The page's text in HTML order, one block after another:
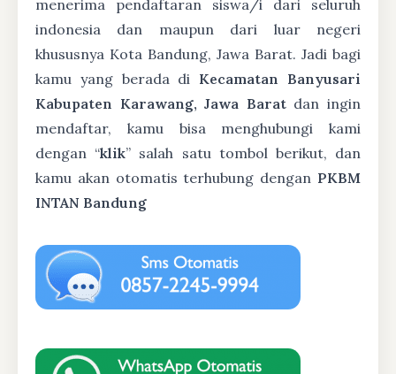
menerima pendaftaran siswa/i dari seluruh
indonesia dan maupun dari luar negeri
khususnya Kota Bandung, Jawa Barat. Jadi bagi
kamu yang berada di Kecamatan Banyusari
Kabupaten Karawang, Jawa Baratdan ingin
mendaftar, kamu bisa menghubungi kami
dengan “klik” salah satu tombol berikut, dan
kamu akan otomatis terhubung dengan PKBM
INTAN Bandung